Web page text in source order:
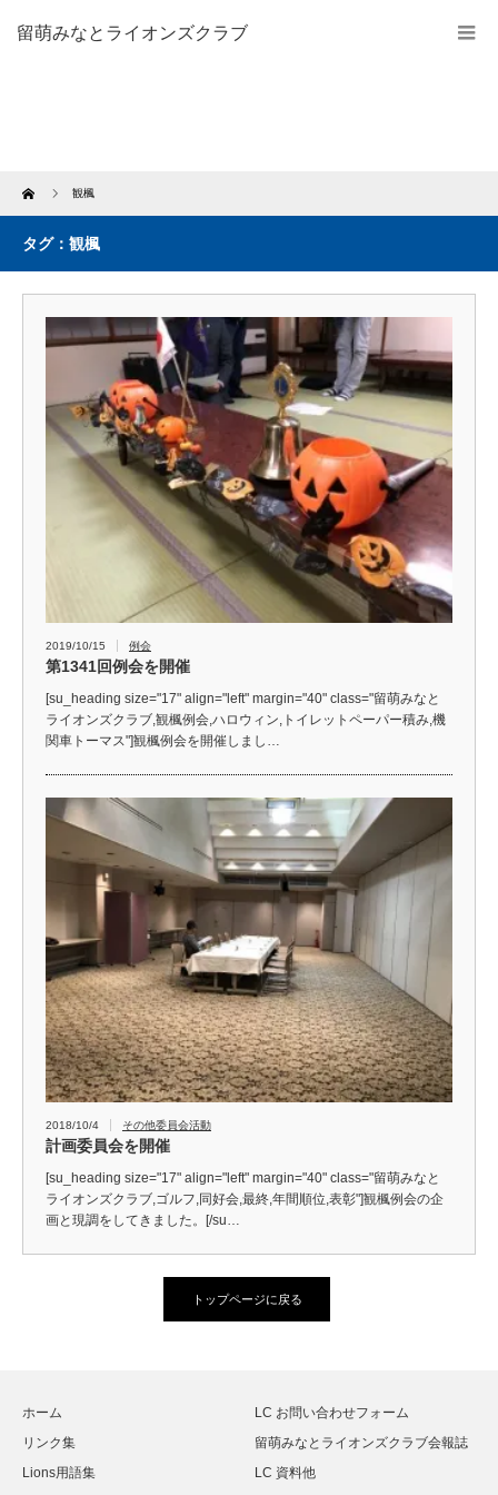
留萌みなとライオンズクラブ
Home 観楓
タグ：観楓
2019/10/15 例会
第1341回例会を開催
[su_heading size="17" align="left" margin="40" class="留萌みなと
ライオンズクラブ,観楓例会,ハロウィン,トイレットペーパー積み,機
関車トーマス"]観楓例会を開催しまし…
2018/10/4 その他委員会活動
計画委員会を開催
[su_heading size="17" align="left" margin="40" class="留萌みなと
ライオンズクラブ,ゴルフ,同好会,最終,年間順位,表彰"]観楓例会の企
画と現調をしてきました。[/su…
トップページに戻る
ホーム
LC お問い合わせフォーム
リンク集
留萌みなとライオンズクラブ会報誌
Lions用語集
LC 資料他